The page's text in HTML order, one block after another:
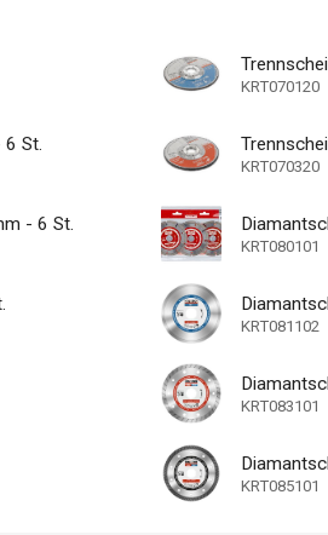
Nicht zutreffend
3400 min-1
Aluminium, Beton, Metall, Stein
KRT070120
St.
KRT070320
- 6 St.
KRT080101
KRT081102
KRT083101
KRT085101